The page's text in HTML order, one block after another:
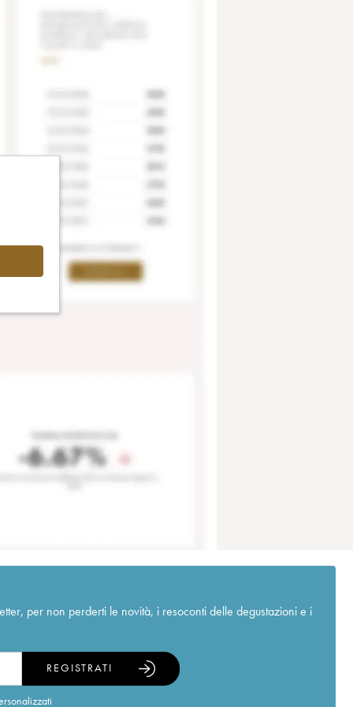
per non perderti le novità, i resoconti delle degustazioni e i
REGISTRATI